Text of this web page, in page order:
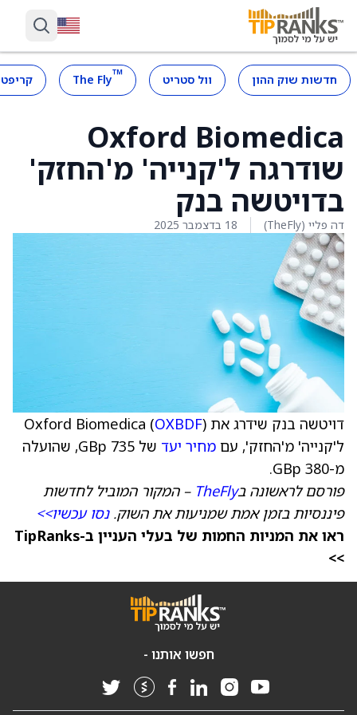
חדשות שוק ההון וול סטריט ™
The Fly
Oxford Biomedica
שודרגה ל'קנייה' מ'החזק'
בדויטשה בנק
דה פליי (TheFly) 18 בדצמבר 2025
דויטשה בנק שידרג את Oxford Biomedica ( OXBDF)
ל'קנייה' מ'החזק', עם מחיר יעד
של 735 GBp, שהועלה
מ-380 GBp.
פורסם לראשונה בTheFly – המקור המוביל לחדשות
פיננסיות בזמן אמת שמניעות את השוק.נסו עכשיו>>
ראו את המניות החמות של בעלי העניין ב-TipRanks
>>
חפשו אותנו -